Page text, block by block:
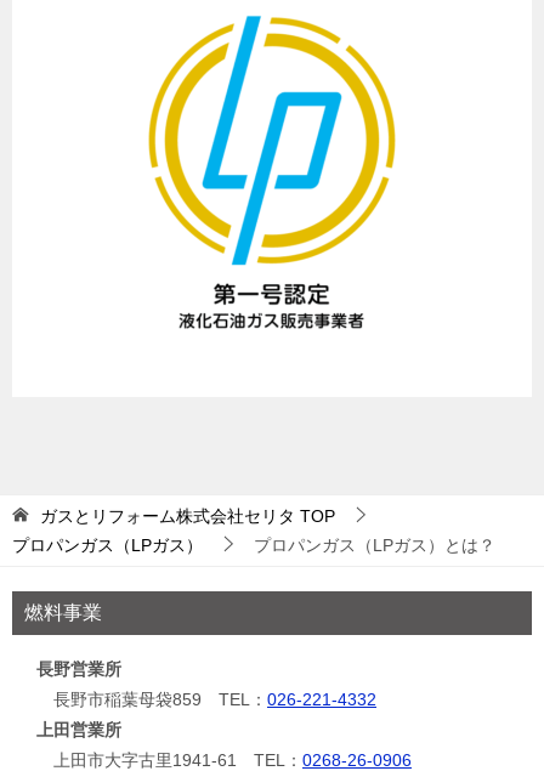
ガスとリフォーム株式会社セリタ TOP
プロパンガス（LPガス）
プロパンガス（LPガス）とは？
燃料事業
長野営業所
長野市稲葉母袋859 TEL： 026-221-4332
上田営業所
上田市大字古里1941-61 TEL： 0268-26-0906